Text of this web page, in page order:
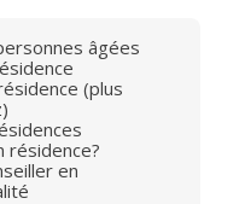
âgées
(plus
résidence?
en